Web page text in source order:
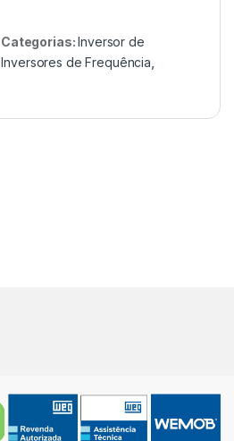
Categorias:Inversor de
,Inversores de Frequência